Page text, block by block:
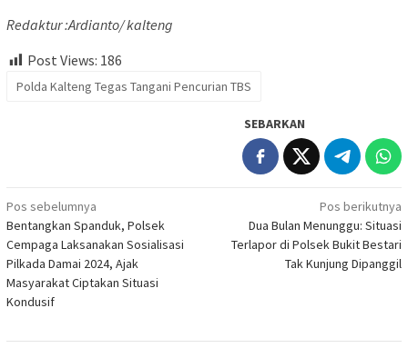
Redaktur :Ardianto/ kalteng
Post Views: 186
Polda Kalteng Tegas Tangani Pencurian TBS
SEBARKAN
Navigasi
pos
Pos sebelumnya
Bentangkan Spanduk, Polsek
Cempaga Laksanakan Sosialisasi
Pilkada Damai 2024, Ajak
Masyarakat Ciptakan Situasi
Kondusif
Pos berikutnya
Dua Bulan Menunggu: Situasi
Terlapor di Polsek Bukit Bestari
Tak Kunjung Dipanggil